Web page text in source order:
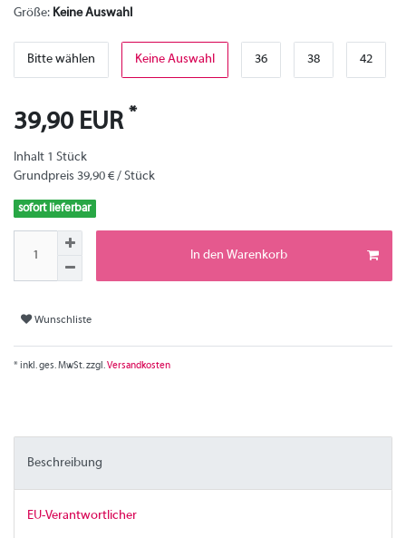
Größe: Keine Auswahl
Bitte wählen Keine Auswahl 36 38 42
39,90 EUR *
Inhalt 1 Stück
Grundpreis 39,90 € / Stück
sofort lieferbar
In den Warenkorb
Wunschliste
* inkl. ges. MwSt. zzgl.Versandkosten
Beschreibung
EU-Verantwortlicher